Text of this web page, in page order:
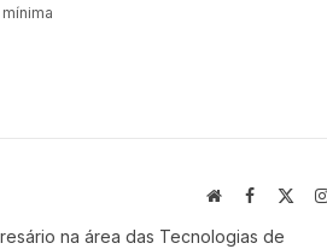
mínima
WebsiteFacebook
na área das Tecnologias de